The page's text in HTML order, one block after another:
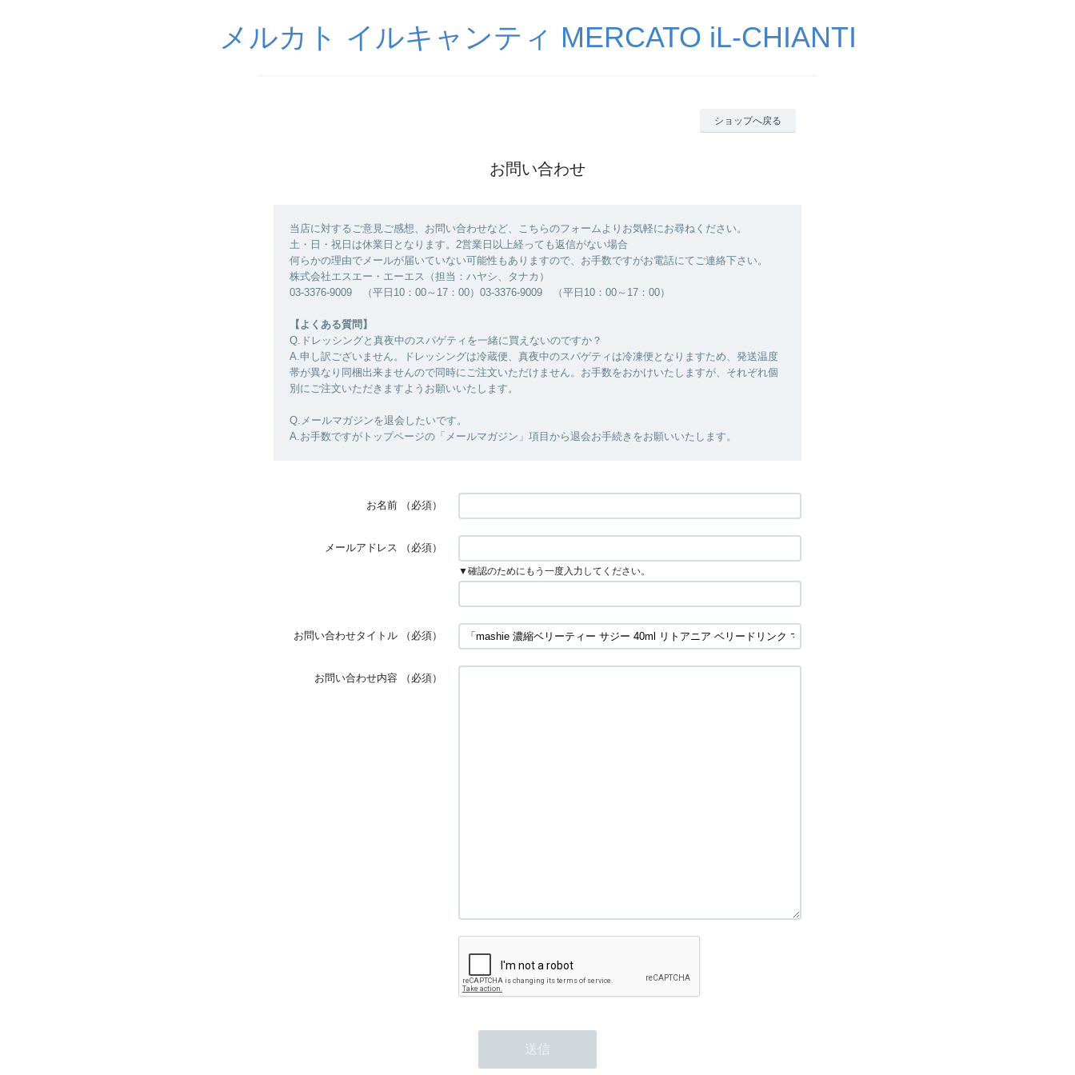
メルカト イルキャンティ MERCATO iL-CHIANTI
ショップへ戻る
お問い合わせ
当店に対するご意見ご感想、お問い合わせなど、こちらのフォームよりお気軽にお尋ねください。
土・日・祝日は休業日となります。2営業日以上経っても返信がない場合
何らかの理由でメールが届いていない可能性もありますので、お手数ですがお電話にてご連絡下さい。
株式会社エスエー・エーエス（担当：ハヤシ、タナカ）
03-3376-9009 （平日10：00～17：00）03-3376-9009 （平日10：00～17：00）
【よくある質問】
Q.ドレッシングと真夜中のスパゲティを一緒に買えないのですか？
A.申し訳ございません。ドレッシングは冷蔵便、真夜中のスパゲティは冷凍便となりますため、発送温度
帯が異なり同梱出来ませんので同時にご注文いただけません。お手数をおかけいたしますが、それぞれ個
別にご注文いただきますようお願いいたします。
Q.メールマガジンを退会したいです。
A.お手数ですがトップページの「メールマガジン」項目から退会お手続きをお願いいたします。
お名前 （必須）
メールアドレス （必須）
▼確認のためにもう一度入力してください。
お問い合わせタイトル （必須）
お問い合わせ内容 （必須）